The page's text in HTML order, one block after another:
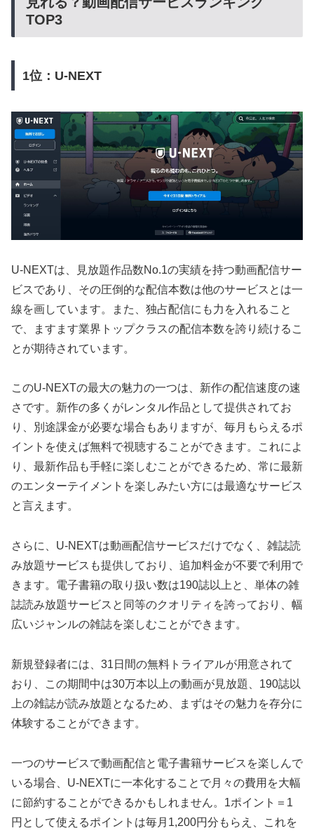
TOP3
1位：U-NEXT
U-NEXTは、見放題作品数No.1の実績を持つ動画配信サー
ビスであり、その圧倒的な配信本数は他のサービスとは一
線を画しています。また、独占配信にも力を入れること
で、ますます業界トップクラスの配信本数を誇り続けるこ
とが期待されています。
このU-NEXTの最大の魅力の一つは、新作の配信速度の速
さです。新作の多くがレンタル作品として提供されてお
り、別途課金が必要な場合もありますが、毎月もらえるポ
イントを使えば無料で視聴することができます。これによ
り、最新作品も手軽に楽しむことができるため、常に最新
のエンターテイメントを楽しみたい方には最適なサービス
と言えます。
さらに、U-NEXTは動画配信サービスだけでなく、雑誌読
み放題サービスも提供しており、追加料金が不要で利用で
きます。電子書籍の取り扱い数は190誌以上と、単体の雑
誌読み放題サービスと同等のクオリティを誇っており、幅
広いジャンルの雑誌を楽しむことができます。
新規登録者には、31日間の無料トライアルが用意されて
おり、この期間中は30万本以上の動画が見放題、190誌以
上の雑誌が読み放題となるため、まずはその魅力を存分に
体験することができます。
一つのサービスで動画配信と電子書籍サービスを楽しんで
いる場合、U-NEXTに一本化することで月々の費用を大幅
に節約することができるかもしれません。1ポイント＝1
円として使えるポイントは毎月1,200円分もらえ、これを